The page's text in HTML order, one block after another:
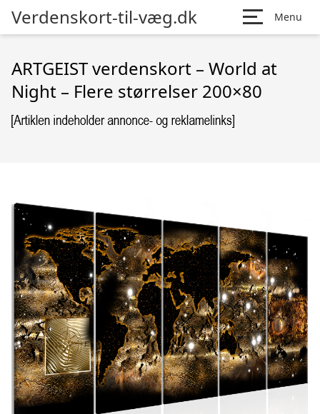
Verdenskort-til-væg.dk Menu
ARTGEIST verdenskort – World at
Night – Flere størrelser 200×80